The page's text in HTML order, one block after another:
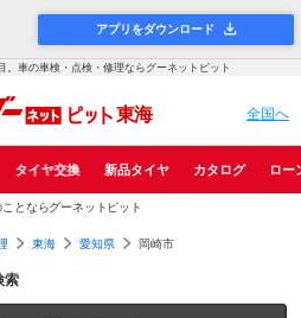
アプリをダウンロード
。車の車検・点検・修理ならグーネットピット
東海 全国へ
タイヤ交換 新品タイヤ カタログ ロー
とならグーネットピット
東海 愛知県 岡崎市
索